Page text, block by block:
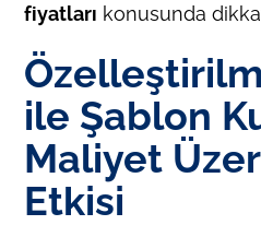
fiyatları konusunda
ile Şablon
Maliyet
Etkisi